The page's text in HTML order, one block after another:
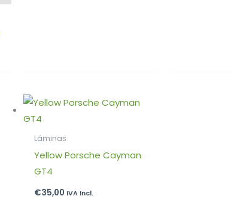
Láminas
Yellow Porsche Cayman
GT4
€35,00 IVA Incl.